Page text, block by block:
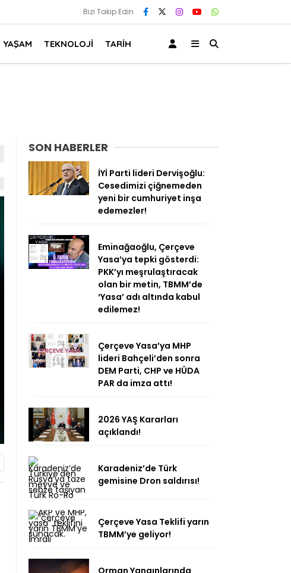
Bizi Takip Edin
YAŞAM TEKNOLOJİ TARİH
SON HABERLER
İYİ Parti lideri Dervişoğlu:
Cesedimizi çiğnemeden
yeni bir cumhuriyet inşa
edemezler!
Eminağaoğlu, Çerçeve
Yasa’ya tepki gösterdi:
PKK’yı meşrulaştıracak
olan bir metin, TBMM’de
‘Yasa’ adı altında kabul
edilemez!
Çerçeve Yasa’ya MHP
lideri Bahçeli’den sonra
DEM Parti, CHP ve HÜDA
PAR da imza attı!
2026 YAŞ Kararları
açıklandı!
Karadeniz’de Türk
gemisine Dron saldırısı!
Çerçeve Yasa Teklifi yarın
TBMM’ye geliyor!
Orman Yangınlarında